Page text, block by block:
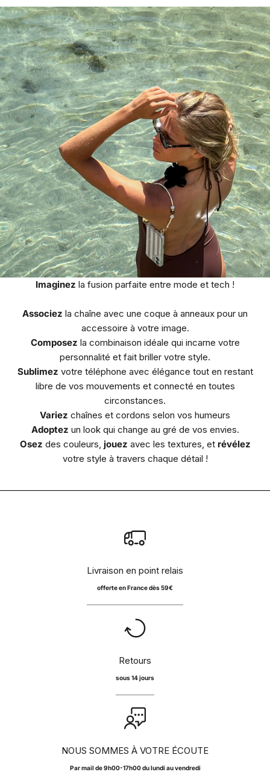
Imaginez la fusion parfaite entre mode et tech !
Associez la chaîne avec une coque à anneaux pour un
accessoire à votre image.
Composez la combinaison idéale qui incarne votre
personnalité et fait briller votre style.
Sublimez votre téléphone avec élégance tout en restant
libre de vos mouvements et connecté en toutes
circonstances.
Variez chaînes et cordons selon vos humeurs
Adoptez un look qui change au gré de vos envies.
Osez des couleurs, jouez avec les textures, et révélez
votre style à travers chaque détail !
Livraison en point relais
offerte en France dès 59€
Retours
sous 14 jours
NOUS SOMMES À VOTRE ÉCOUTE
Parmail de 9h00-17h00 du lundi au vendredi